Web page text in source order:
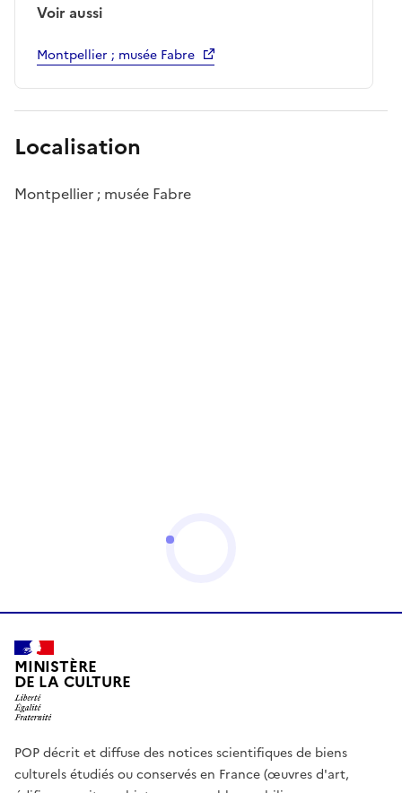
Voir aussi
Montpellier ; musée Fabre
Localisation
Montpellier ; musée Fabre
MINISTÈRE
DE LA CULTURE
POP décrit et diffuse des notices scientifiques de biens
culturels étudiés ou conservés en France (œuvres d'art,